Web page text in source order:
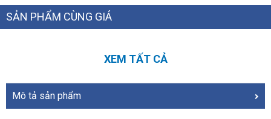
SẢN PHẨM CÙNG GIÁ
XEM TẤT CẢ
Mô tả sản phẩm